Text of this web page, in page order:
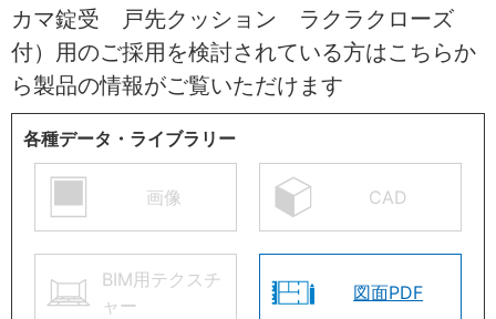
カマ錠受 戸先クッション ラクラクローズ
付）用のご採用を検討されている方はこちらか
ら製品の情報がご覧いただけます
各種データ・ライブラリー
画像 CAD
BIM用テクスチ
ャー
図面PDF